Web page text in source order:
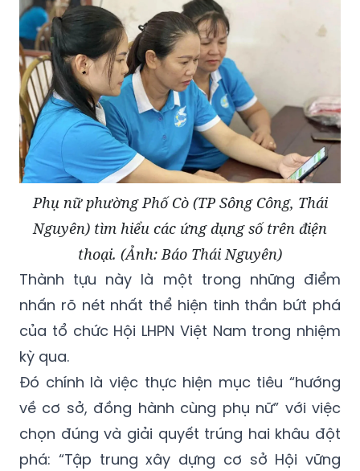
Phụ nữ phường Phố Cò (TP Sông Công, Thái
Nguyên) tìm hiểu các ứng dụng số trên điện
thoại. (Ảnh: Báo Thái Nguyên)
Thành tựu này là một trong những điểm
nhấn rõ nét nhất thể hiện tinh thần bứt phá
của tổ chức Hội LHPN Việt Nam trong nhiệm
kỳ qua.
Đó chính là việc thực hiện mục tiêu “hướng
về cơ sở, đồng hành cùng phụ nữ” với việc
chọn đúng và giải quyết trúng hai khâu đột
phá: “Tập trung xây dựng cơ sở Hội vững